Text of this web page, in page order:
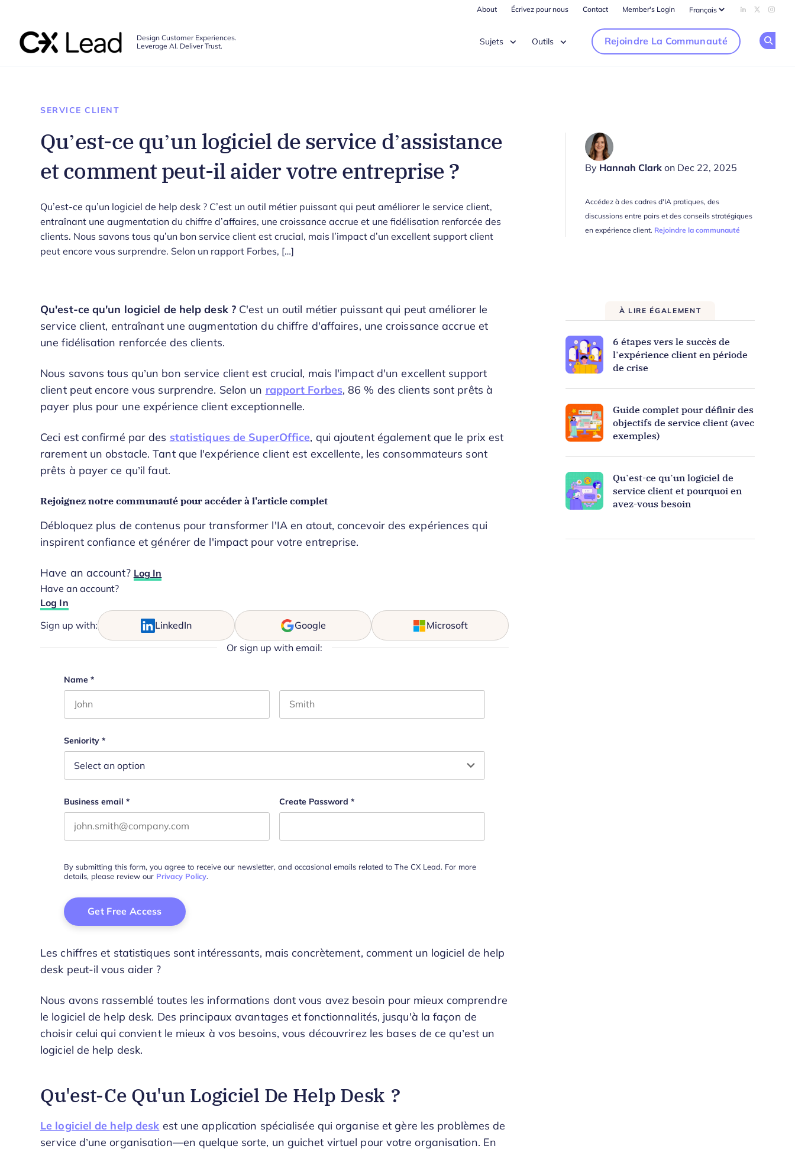
About Écrivez pour nous Contact Member's Login Add us on
Follow
Design Customer Experiences.
Leverage AI. Deliver Trust.
Sujets Outils Rejoindre La Communauté
SERVICE CLIENT
Qu’est-ce qu’un logiciel de service d’assistance
et comment peut-il aider votre entreprise ?
By Hannah Clark on Dec 22, 2025
Accédez à des cadres d'IA pratiques, des
discussions entre pairs et des conseils stratégiques
en expérience client. Rejoindre la communauté
Qu’est-ce qu’un logiciel de help desk ? C’est un outil métier puissant qui peut améliorer le service client,
entraînant une augmentation du chiffre d’affaires, une croissance accrue et une fidélisation renforcée des
clients. Nous savons tous qu’un bon service client est crucial, mais l’impact d’un excellent support client
peut encore vous surprendre. Selon un rapport Forbes, […]
Qu'est-ce qu'un logiciel de help desk? C'est un outil métier puissant qui peut améliorer le
service client, entraînant une augmentation du chiffre d'affaires, une croissance accrue et
une fidélisation renforcée des clients.
Nous savons tous qu’un bon service client est crucial, mais l'impact d'un excellent support
client peut encore vous surprendre. Selon un rapport Forbes, 86 % des clients sont prêts à
payer plus pour une expérience client exceptionnelle.
Ceci est confirmé par des statistiques de SuperOffice, qui ajoutent également que le prix est
rarement un obstacle. Tant que l'expérience client est excellente, les consommateurs sont
prêts à payer ce qu’il faut.
Rejoignez notre communauté pour accéder à l'article complet
Débloquez plus de contenus pour transformer l'IA en atout, concevoir des expériences qui
inspirent confiance et générer de l'impact pour votre entreprise.
Have an account? Log In
Have an account?
Log In
Sign up with: LinkedIn Google Microsoft
Or sign up with email:
Facebook
Name *
Seniority *
Business email * Create Password *
By submitting this form, you agree to receive our newsletter, and occasional emails related to The CX Lead. For more
details, please review our Privacy Policy.
Les chiffres et statistiques sont intéressants, mais concrètement, comment un logiciel de help
desk peut-il vous aider ?
Nous avons rassemblé toutes les informations dont vous avez besoin pour mieux comprendre
le logiciel de help desk. Des principaux avantages et fonctionnalités, jusqu'à la façon de
choisir celui qui convient le mieux à vos besoins, vous découvrirez les bases de ce qu’est un
logiciel de help desk.
Qu'est-Ce Qu'un Logiciel De Help Desk ?
Le logiciel de help desk est une application spécialisée qui organise et gère les problèmes de
service d’une organisation—en quelque sorte, un guichet virtuel pour votre organisation. En
À LIRE ÉGALEMENT
6 étapes vers le succès de
l’expérience client en période
de crise
Guide complet pour définir des
objectifs de service client (avec
exemples)
Qu’est-ce qu’un logiciel de
service client et pourquoi en
avez-vous besoin